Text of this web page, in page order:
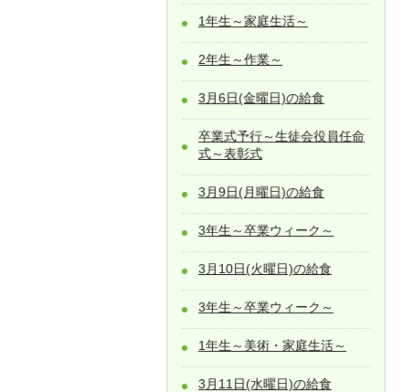
1年生～家庭生活～
2年生～作業～
3月6日(金曜日)の給食
卒業式予行～生徒会役員任命
式～表彰式
3月9日(月曜日)の給食
3年生～卒業ウィーク～
3月10日(火曜日)の給食
3年生～卒業ウィーク～
1年生～美術・家庭生活～
3月11日(水曜日)の給食